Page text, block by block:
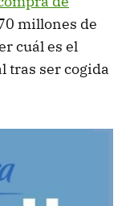
millones de
cuál es el
tras ser cogida